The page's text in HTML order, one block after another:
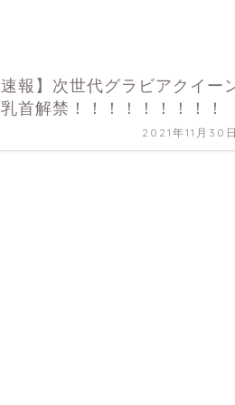
速報】次世代グラビアクイー
首解禁！！！！！！！！！
2021年11月30